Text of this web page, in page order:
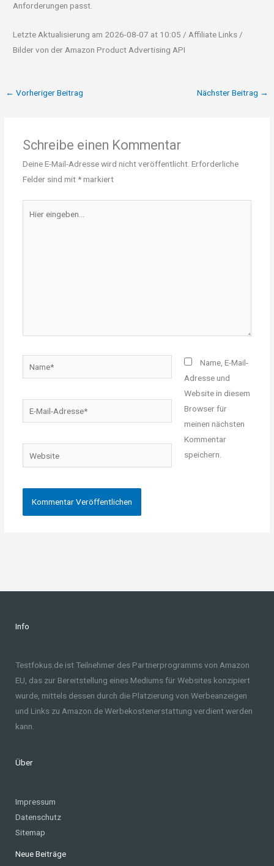
Anforderungen passt.
Letzte Aktualisierung am 2026-08-07 at 10:05 / Affiliate Links /
Bilder von der Amazon Product Advertising API
← Vorheriger Beitrag Nächster Beitrag →
Schreibe einen Kommentar
Deine E-Mail-Adresse wird nicht veröffentlicht. Erforderliche
Felder sind mit*markiert
eingeben…
Mail-
Website
Name, E-Mail-
Adresse und
Website in diesem
Browser für
meinen nächsten
Kommentar
speichern.
Info
Testfokus.de ist Teilnehmer des Partnerprogramms von Amazon
EU, das zur Bereitstellung eines Mediums für Websites konzipiert
wurde, mittels dessen durch die Platzierung von Werbeanzeigen
und Links zu Amazon.de Werbekostenerstattung verdient werden
kann.
Über
Impressum
Datenschutz
Sitemap
Neue Beiträge